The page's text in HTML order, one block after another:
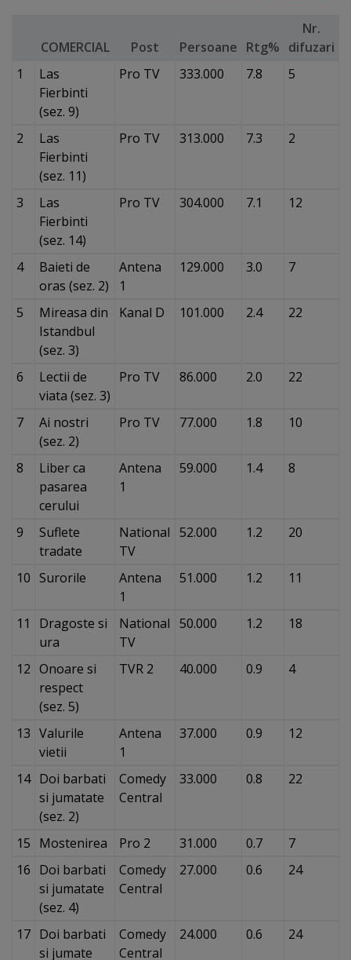
COMERCIAL Post Persoane Rtg%
Nr.
difuzari
1
Las
Fierbinti
(sez. 9)
Pro TV 333.000 7.8 5
2
Las
Fierbinti
(sez. 11)
Pro TV 313.000 7.3 2
3
Las
Fierbinti
(sez. 14)
Pro TV 304.000 7.1 12
4
Baieti de
oras (sez. 2)
Antena
1
129.000 3.0 7
5
Mireasa din
Istandbul
(sez. 3)
Kanal D 101.000 2.4 22
6
Lectii de
viata (sez. 3)
Pro TV 86.000 2.0 22
7
Ai nostri
(sez. 2)
Pro TV 77.000 1.8 10
8
Liber ca
pasarea
cerului
Antena
1
59.000 1.4 8
9
Suflete
tradate
National
TV
52.000 1.2 20
10 Surorile
Antena
1
51.000 1.2 11
11
Dragoste si
ura
National
TV
50.000 1.2 18
12 Onoare si
respect
(sez. 5)
TVR 2 40.000 0.9 4
13 Valurile
vietii
Antena
1
37.000 0.9 12
14 Doi barbati
si jumatate
(sez. 2)
Comedy
Central
33.000 0.8 22
15 Mostenirea Pro 2 31.000 0.7
7
16 Doi barbati
si jumatate
(sez. 4)
Comedy
Central
27.000 0.6 24
17 Doi barbati
si jumate
Comedy
Central
24.000 0.6 24